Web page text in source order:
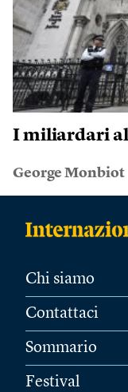
I miliardari
George Monbiot
Chi siamo
Contattaci
Sommario
Festival